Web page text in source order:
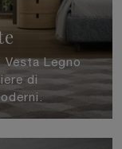
Legno
di